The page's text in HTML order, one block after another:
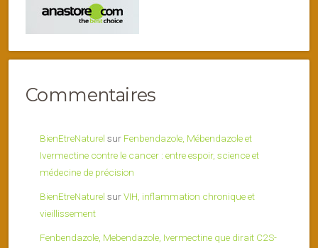
Commentaires
BienEtreNaturel sur Fenbendazole, Mébendazole et
Ivermectine contre le cancer : entre espoir, science et
médecine de précision
BienEtreNaturel surVIH, inflammation chronique et
vieillissement
Fenbendazole, Mebendazole, Ivermectine que dirait C2S-